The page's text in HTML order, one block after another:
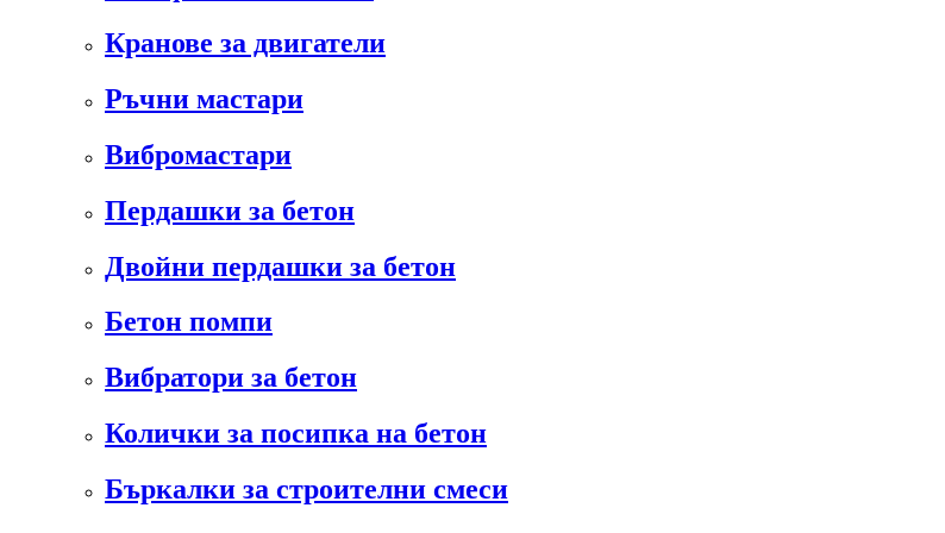
Кранове за двигатели
Ръчни мастари
Вибромастари
Пердашки за бетон
Двойни пердашки за бетон
Бетон помпи
Вибратори за бетон
Колички за посипка на бетон
Бъркалки за строителни смеси